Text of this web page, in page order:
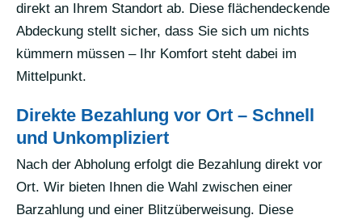
direkt an Ihrem Standort ab. Diese flächendeckende
Abdeckung stellt sicher, dass Sie sich um nichts
kümmern müssen – Ihr Komfort steht dabei im
Mittelpunkt.
Direkte Bezahlung vor Ort – Schnell
und Unkompliziert
Nach der Abholung erfolgt die Bezahlung direkt vor
Ort. Wir bieten Ihnen die Wahl zwischen einer
Barzahlung und einer Blitzüberweisung. Diese